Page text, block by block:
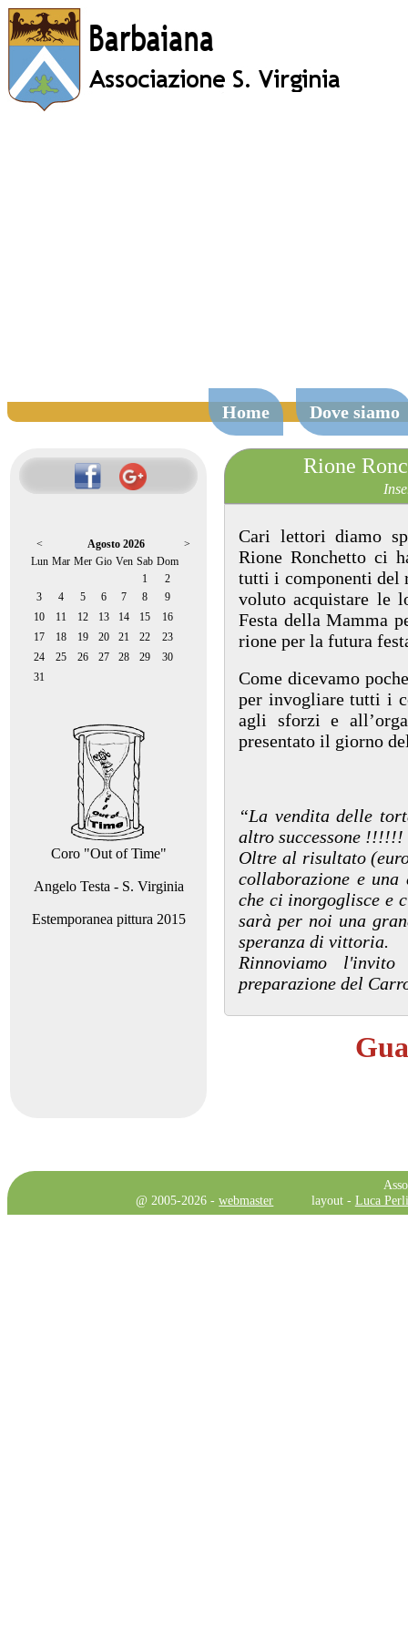
Home Dove siamo
< Agosto 2026
>
Lun Mar Mer Gio Ven Sab Dom
1
2
3
4 5 6 7 8
9
10
11 12 13 14 15
16
17
18 19 20 21 22
23
24
25 26 27 28 29
30
31
Coro "Out of Time"
Angelo Testa - S. Virginia
Estemporanea pittura 2015
Rione
Cari lettori diamo
Rione Ronchetto ci
tutti i componenti del
voluto acquistare le
Festa della Mamma
rione per la futura
Come dicevamo
per invogliare tutti i
agli sforzi e
presentato il giorno
“La vendita delle
altro successone !!!!!!
Oltre al risultato
collaborazione e
che ci inorgoglisce e
sarà per noi una
speranza di vittoria.
Rinnoviamo
preparazione del
@ 2005-2026 -webmaster layout - Luca